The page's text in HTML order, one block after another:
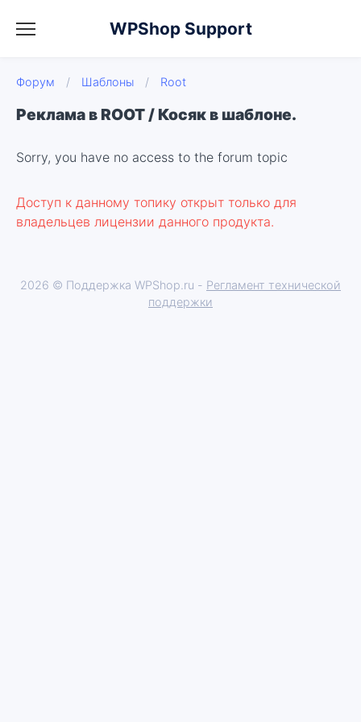
WPShop Support
Форум / Шаблоны / Root
Реклама в ROOT / Косяк в шаблоне.
Sorry, you have no access to the forum topic
Доступ к данному топику открыт только для
владельцев лицензии данного продукта.
2026 © Поддержка WPShop.ru - Регламент технической
поддержки